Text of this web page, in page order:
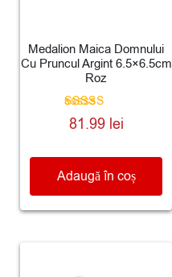
Medalion Maica Domnului
Cu Pruncul Argint 6.5×6.5cm
Roz
Evaluat la
5.00
81.99 lei
Adaugă în coș